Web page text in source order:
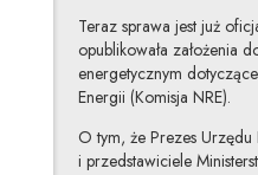
Teraz sprawa jest już
opublikowała założenia
energetycznym
Energii (Komisja NRE).
O tym, że Prezes
i przedstawiciele